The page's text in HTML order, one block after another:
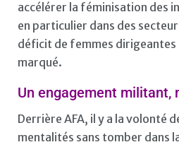
accélérer la féminisation des
en particulier dans des
déficit de femmes
marqué.
Un engagement militant,
Derrière AFA, il y a la volonté
mentalités sans tomber dans